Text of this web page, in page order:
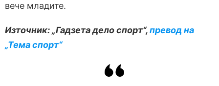
вече младите.
Източник: „Гадзета дело спорт“,превод на
„Тема спорт“